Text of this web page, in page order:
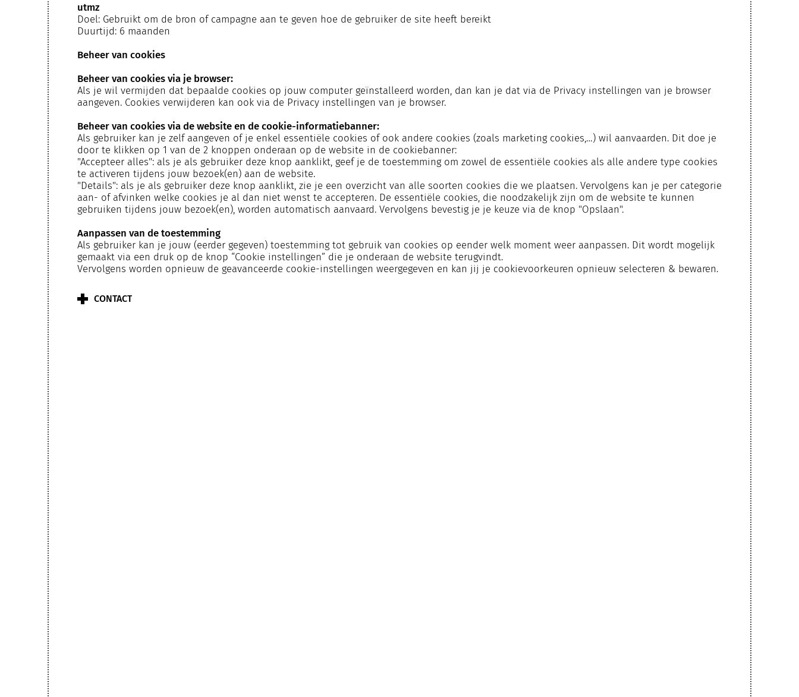
utmz
Doel: Gebruikt om de bron of campagne aan te geven hoe de gebruiker de site heeft bereikt
Duurtijd: 6 maanden
Beheer van cookies
Beheer van cookies via je browser:
Als je wil vermijden dat bepaalde cookies op jouw computer geïnstalleerd worden, dan kan je dat via de Privacy instellingen van je browser
aangeven. Cookies verwijderen kan ook via de Privacy instellingen van je browser.
Beheer van cookies via de website en de cookie-informatiebanner:
Als gebruiker kan je zelf aangeven of je enkel essentiële cookies of ook andere cookies (zoals marketing cookies,…) wil aanvaarden. Dit doe je
door te klikken op 1 van de 2 knoppen onderaan op de website in de cookiebanner:
"Accepteer alles": als je als gebruiker deze knop aanklikt, geef je de toestemming om zowel de essentiële cookies als alle andere type cookies
te activeren tijdens jouw bezoek(en) aan de website.
"Details": als je als gebruiker deze knop aanklikt, zie je een overzicht van alle soorten cookies die we plaatsen. Vervolgens kan je per categorie
aan- of afvinken welke cookies je al dan niet wenst te accepteren. De essentiële cookies, die noodzakelijk zijn om de website te kunnen
gebruiken tijdens jouw bezoek(en), worden automatisch aanvaard. Vervolgens bevestig je je keuze via de knop "Opslaan".
Aanpassen van de toestemming
Als gebruiker kan je jouw (eerder gegeven) toestemming tot gebruik van cookies op eender welk moment weer aanpassen. Dit wordt mogelijk
gemaakt via een druk op de knop “Cookie instellingen” die je onderaan de website terugvindt.
Vervolgens worden opnieuw de geavanceerde cookie-instellingen weergegeven en kan jij je cookievoorkeuren opnieuw selecteren & bewaren.
CONTACT